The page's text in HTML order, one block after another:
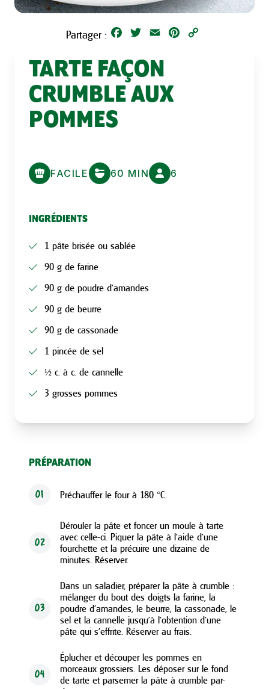
Partager : Facebook
Twitter Email Pinterest
TARTE FAÇON
CRUMBLE AUX
POMMES
FACILE 60 MIN 6
INGRÉDIENTS
1 pâte brisée ou sablée
90 g de farine
90 g de poudre d’amandes
90 g de beurre
90 g de cassonade
1 pincée de sel
½ c. à c. de cannelle
3 grosses pommes
PRÉPARATION
01 Préchauffer le four à 180 °C.
02
Dérouler la pâte et foncer un moule à tarte
avec celle-ci. Piquer la pâte à l’aide d’une
fourchette et la précuire une dizaine de
minutes. Réserver.
03
Dans un saladier, préparer la pâte à crumble :
mélanger du bout des doigts la farine, la
poudre d’amandes, le beurre, la cassonade, le
sel et la cannelle jusqu’à l’obtention d’une
pâte qui s’effrite. Réserver au frais.
04
Éplucher et découper les pommes en
morceaux grossiers. Les déposer sur le fond
de tarte et parsemer la pâte à crumble par-